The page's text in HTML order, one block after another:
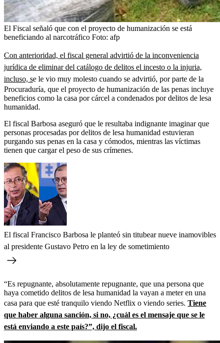
El Fiscal señaló que con el proyecto de humanización se está
beneficiando al narcotráfico Foto: afp
Con anterioridad, el fiscal general advirtió de la inconveniencia
jurídica de eliminar del catálogo de delitos el incesto o la injuria,
incluso, se le vio muy molesto cuando se advirtió, por parte de la
Procuraduría, que el proyecto de humanización de las penas incluye
beneficios como la casa por cárcel a condenados por delitos de lesa
humanidad.
El fiscal Barbosa aseguró que le resultaba indignante imaginar que
personas procesadas por delitos de lesa humanidad estuvieran
purgando sus penas en la casa y cómodos, mientras las víctimas
tienen que cargar el peso de sus crímenes.
El fiscal Francisco Barbosa le planteó sin titubear nueve inamovibles
al presidente Gustavo Petro en la ley de sometimiento
“Es repugnante, absolutamente repugnante, que una persona que
haya cometido delitos de lesa humanidad la vayan a meter en una
casa para que esté tranquilo viendo Netflix o viendo series. Tiene
que haber alguna sanción, si no, ¿cuál es el mensaje que se le
está enviando a este país?”, dijo el fiscal.